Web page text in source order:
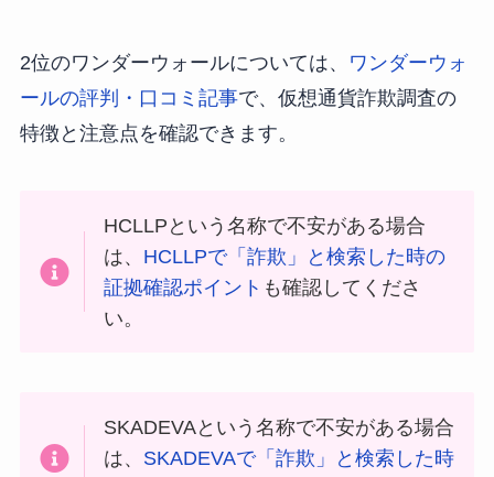
2位のワンダーウォールについては、
ワンダーウォ
ールの評判・口コミ記事で、仮想通貨詐欺調査の
特徴と注意点を確認できます。
HCLLPという名称で不安がある場合
は、 HCLLPで「詐欺」と検索した時の
証拠確認ポイント も確認してくださ
い。
SKADEVAという名称で不安がある場合
は、 SKADEVAで「詐欺」と検索した時